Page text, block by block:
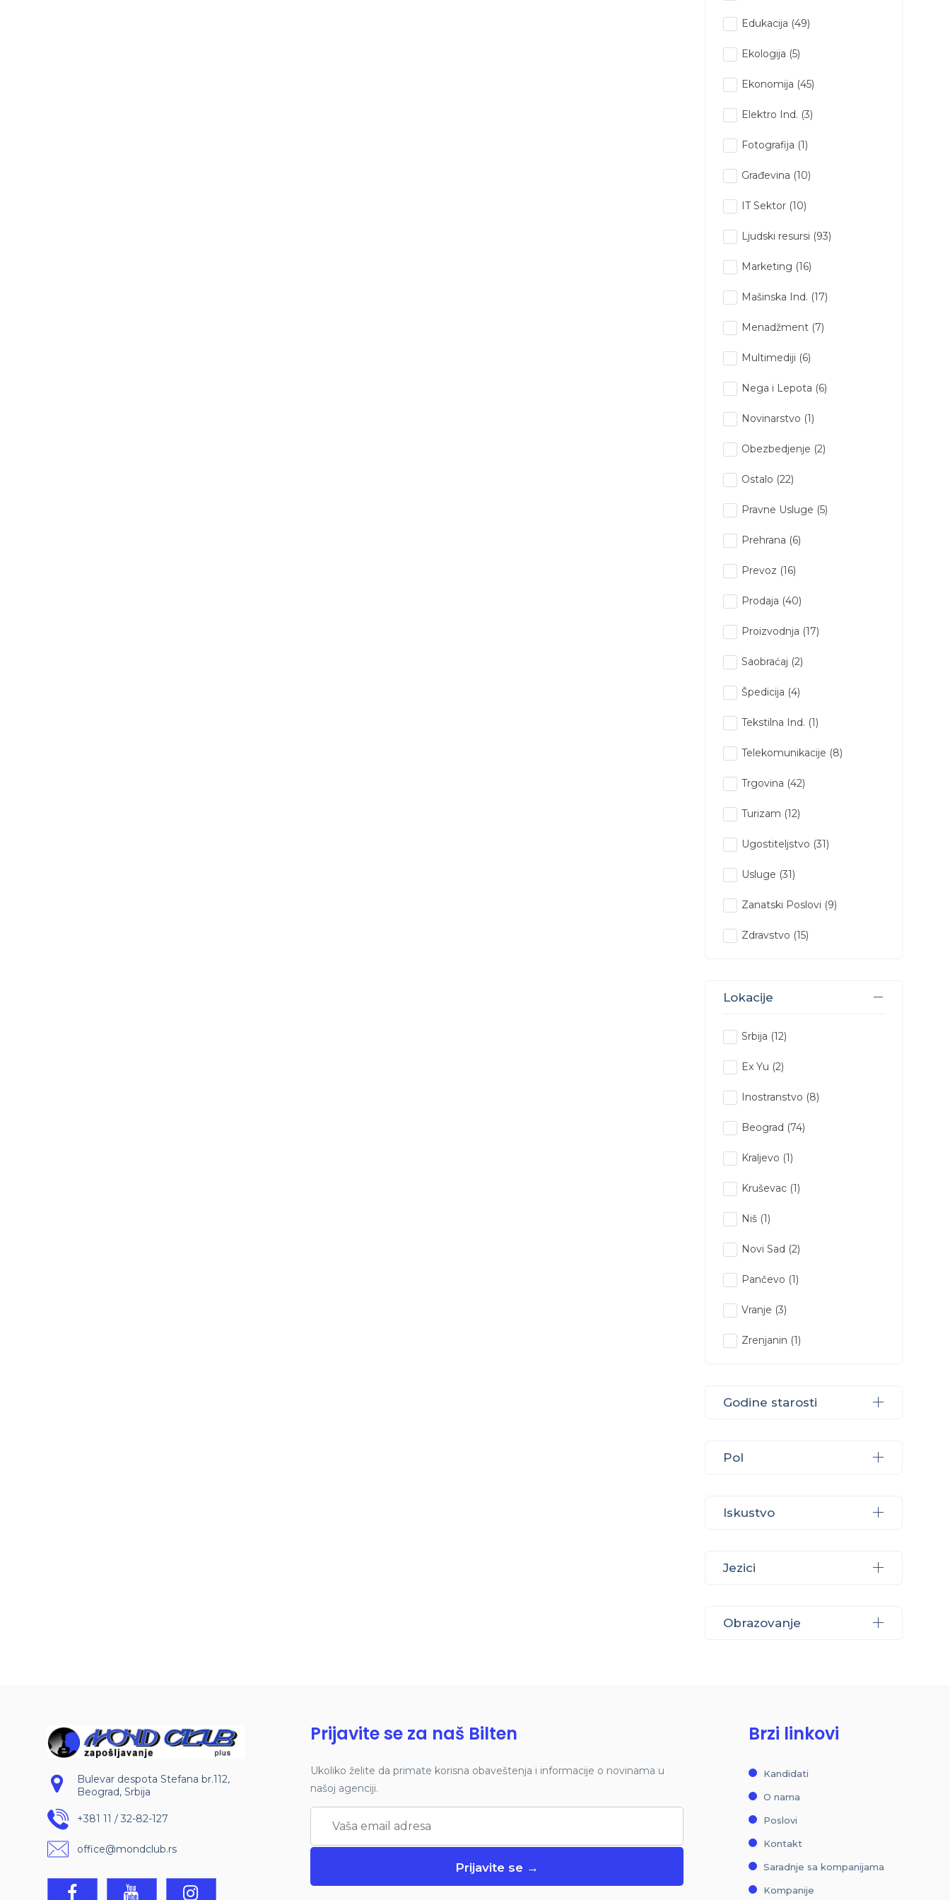
Edukacija (49)
Ekologija (5)
Ekonomija (45)
Elektro Ind. (3)
Fotografija (1)
Građevina (10)
IT Sektor (10)
Ljudski resursi (93)
Marketing (16)
Mašinska Ind. (17)
Menadžment (7)
Multimediji (6)
Nega i Lepota (6)
Novinarstvo (1)
Obezbedjenje (2)
Ostalo (22)
Pravne Usluge (5)
Prehrana (6)
Prevoz (16)
Prodaja (40)
Proizvodnja (17)
Saobraćaj (2)
Špedicija (4)
Tekstilna Ind. (1)
Telekomunikacije (8)
Trgovina (42)
Turizam (12)
Ugostiteljstvo (31)
Usluge (31)
Zanatski Poslovi (9)
Zdravstvo (15)
Lokacije
Srbija (12)
Ex Yu (2)
Inostranstvo (8)
Beograd (74)
Kraljevo (1)
Kruševac (1)
Niš (1)
Novi Sad (2)
Pančevo (1)
Vranje (3)
Zrenjanin (1)
Godine starosti
Pol
Iskustvo
Jezici
Obrazovanje
Bulevar despota Stefana br.112,
Beograd, Srbija
+381 11 / 32-82-127
office@mondclub.rs
Prijavite se za naš Bilten
Ukoliko želite da primate korisna obaveštenja i informacije o novinama u
našoj agenciji.
Brzi linkovi
Kandidati
O nama
Poslovi
Kontakt
Saradnje sa kompanijama
Kompanije